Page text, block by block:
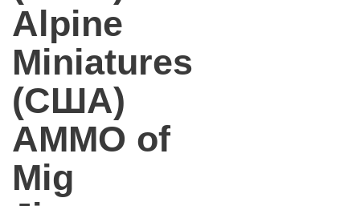
Alpine
Miniatures
(США)
AMMO of
Mig